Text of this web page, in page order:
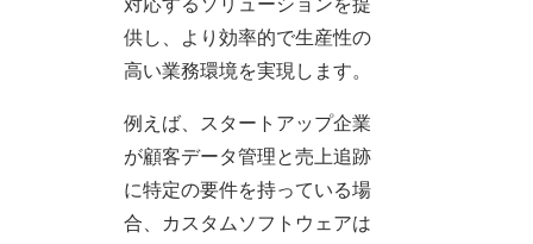
供し、より効率的で生産性の
高い業務環境を実現します。
例えば、スタートアップ企業
が顧客データ管理と売上追跡
に特定の要件を持っている場
合、カスタムソフトウェアは